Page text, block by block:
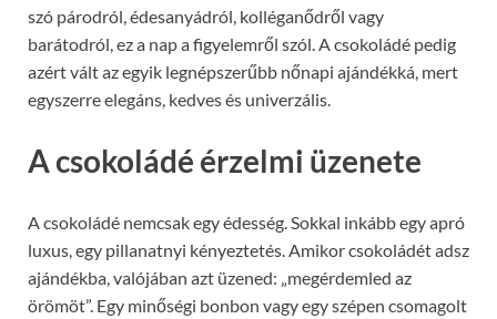
szó párodról, édesanyádról, kolléganődről vagy
barátodról, ez a nap a figyelemről szól. A csokoládé pedig
azért vált az egyik legnépszerűbb nőnapi ajándékká, mert
egyszerre elegáns, kedves és univerzális.
A csokoládé érzelmi üzenete
A csokoládé nemcsak egy édesség. Sokkal inkább egy apró
luxus, egy pillanatnyi kényeztetés. Amikor csokoládét adsz
ajándékba, valójában azt üzened: „megérdemled az
örömöt”. Egy minőségi bonbon vagy egy szépen csomagolt